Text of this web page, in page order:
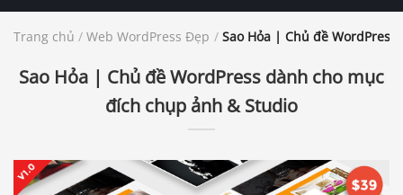
Trang chủ / Web WordPress Đẹp / Sao Hỏa | Chủ đề
Sao Hỏa | Chủ đề WordPress dành cho mục
đích chụp ảnh & Studio